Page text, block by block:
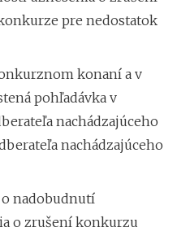
pre nedostatok
konaní a v
pohľadávka v
nachádzajúceho
nachádzajúceho
nadobudnutí
o zrušení konkurzu